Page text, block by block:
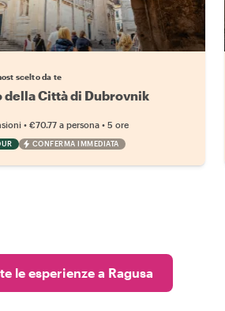
il tuo local preferito
scelto da te
della Città di Dubrovnik
•€70.77 a persona •5 ore
CONFERMA IMMEDIATA
le esperienze a Ragusa